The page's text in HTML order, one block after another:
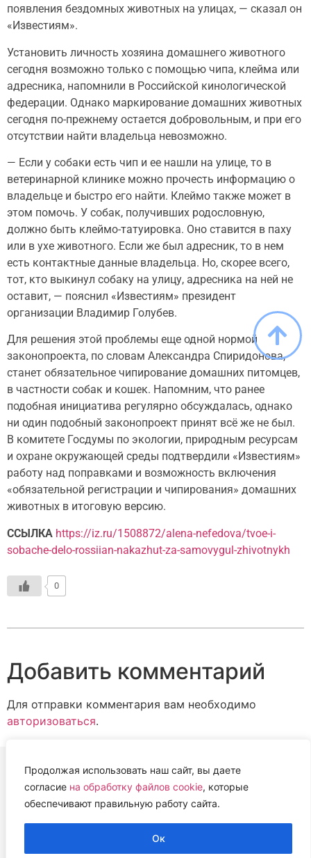
Продолжая использовать наш сайт, вы даете
согласие на обработку файлов cookie, которые
обеспечивают правильную работу сайта.
Ок
появления бездомных животных на улицах, — сказал он
«Известиям».
Установить личность хозяина домашнего животного
сегодня возможно только с помощью чипа, клейма или
адресника, напомнили в Российской кинологической
федерации. Однако маркирование домашних животных
сегодня по-прежнему остается добровольным, и при его
отсутствии найти владельца невозможно.
— Если у собаки есть чип и ее нашли на улице, то в
ветеринарной клинике можно прочесть информацию о
владельце и быстро его найти. Клеймо также может в
этом помочь. У собак, получивших родословную,
должно быть клеймо-татуировка. Оно ставится в паху
или в ухе животного. Если же был адресник, то в нем
есть контактные данные владельца. Но, скорее всего,
тот, кто выкинул собаку на улицу, адресника на ней не
оставит, — пояснил «Известиям» президент
организации Владимир Голубев.
Для решения этой проблемы еще одной нормой
законопроекта, по словам Александра Спиридонова,
станет обязательное чипирование домашних питомцев,
в частности собак и кошек. Напомним, что ранее
подобная инициатива регулярно обсуждалась, однако
ни один подобный законопроект принят всё же не был.
В комитете Госдумы по экологии, природным ресурсам
и охране окружающей среды подтвердили «Известиям»
работу над поправками и возможность включения
«обязательной регистрации и чипирования» домашних
животных в итоговую версию.
ССЫЛКА https://iz.ru/1508872/alena-nefedova/tvoe-i-
sobache-delo-rossiian-nakazhut-za-samovygul-zhivotnykh
0
Добавить комментарий
Для отправки комментария вам необходимо
авторизоваться.
ВЕТЕРИНАРНАЯ АССОЦИАЦИЯ
НИЖЕГОРОДСКОЙ ОБЛАСТИ (НОВА)
2022 г.